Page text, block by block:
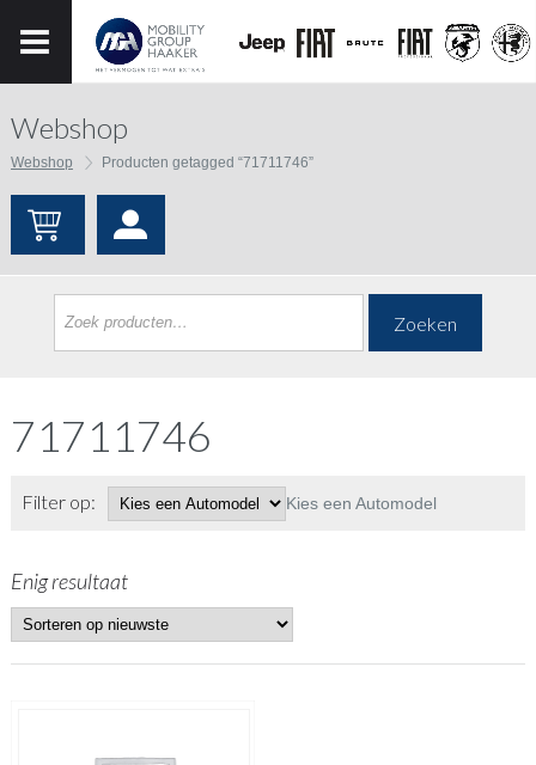
Webshop
Webshop Producten getagged “71711746”
Zoeken
71711746
Filter op: Kies een Automodel
Enig resultaat